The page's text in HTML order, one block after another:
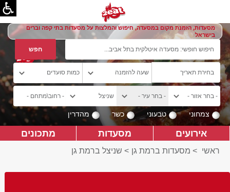
מסעדות, הזמנת מקום במסעדה, חיפוש והמלצות על מסעדות בתי קפה וברים
בישראל
צמחוני טבעוני כשר מהדרין
אירועים מסעדות מתכונים
ראשי > מסעדות ברמת גן > שניצל ברמת גן